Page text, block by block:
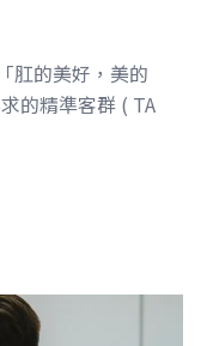
肛的美好，美的
的精準客群 ( TA